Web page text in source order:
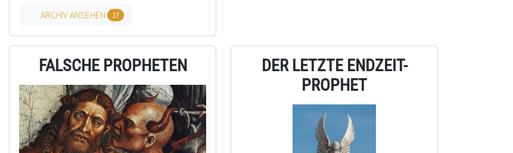
ARCHIV ANSEHEN 17
FALSCHE PROPHETEN
DER LETZTE ENDZEIT-
PROPHET